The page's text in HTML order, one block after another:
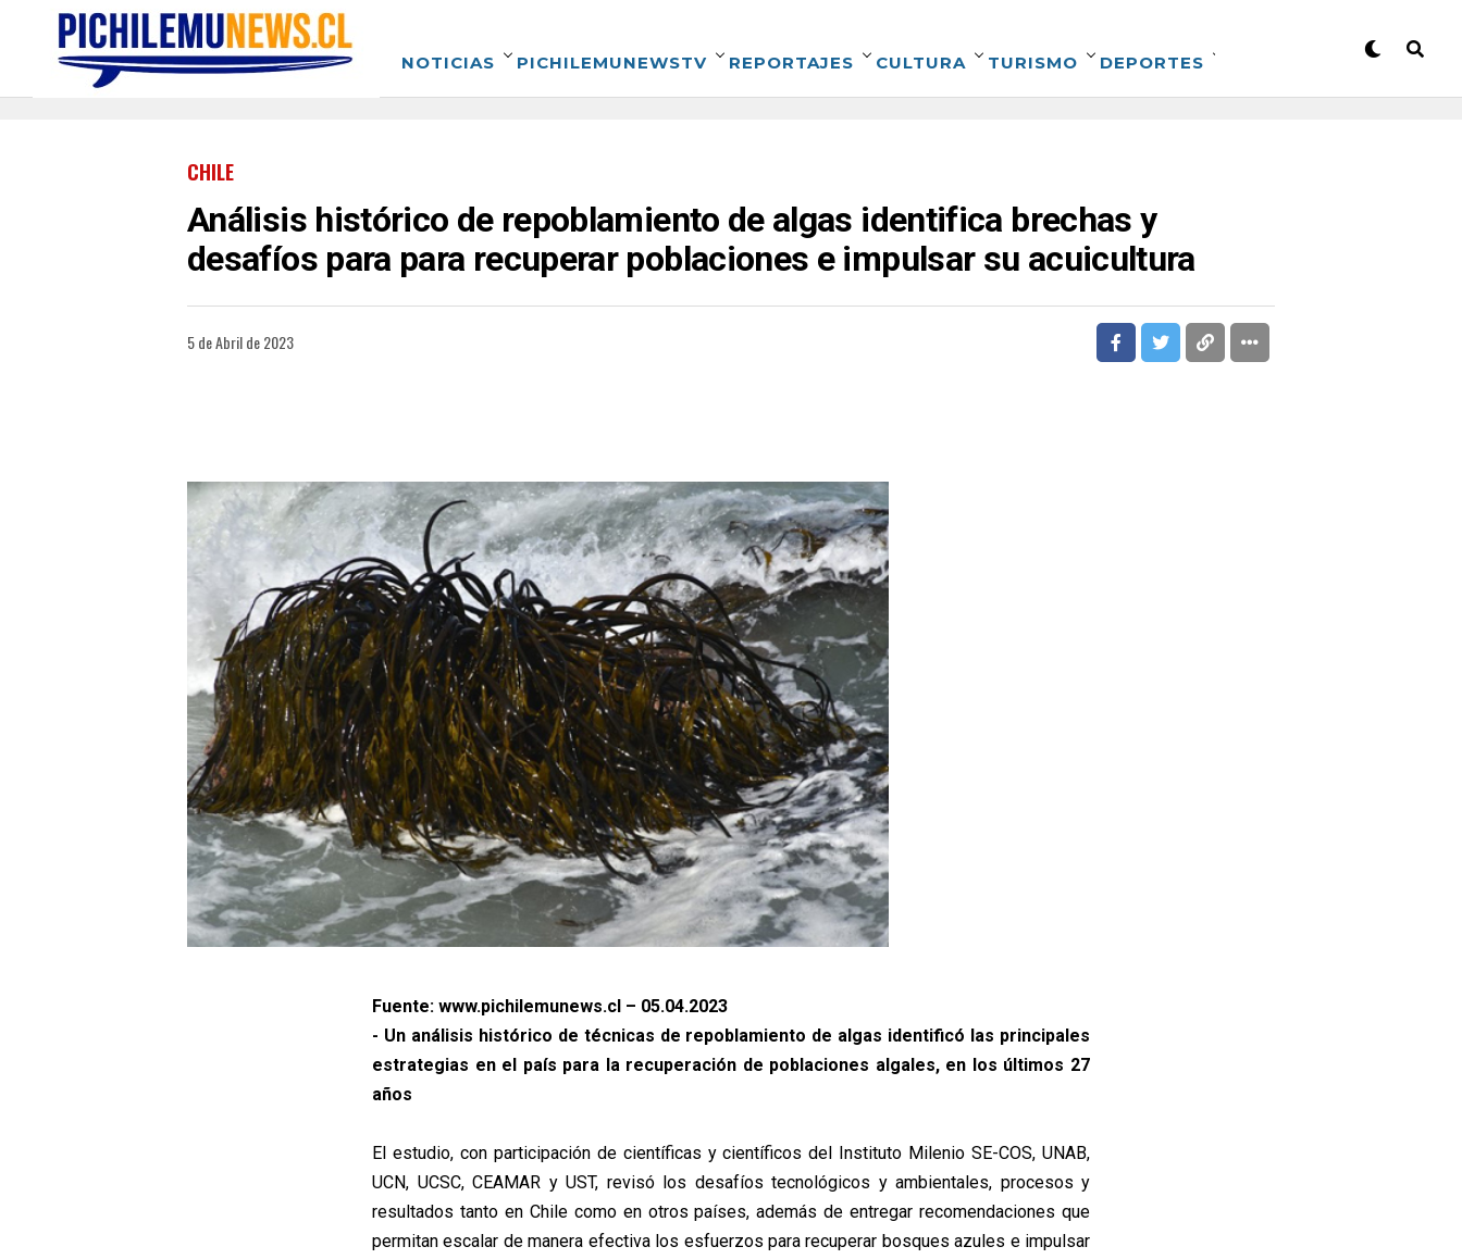
NOTICIAS PICHILEMUNEWSTV REPORTAJES CULTURA TURISMO DEPORTES
CHILE
Análisis histórico de repoblamiento de algas identifica brechas y
desafíos para para recuperar poblaciones e impulsar su acuicultura
5 de Abril de 2023
Fuente: www.pichilemunews.cl – 05.04.2023
- Un análisis histórico de técnicas de repoblamiento de algas identificó las principales
estrategias en el país para la recuperación de poblaciones algales, en los últimos 27
años
El estudio, con participación de científicas y científicos del Instituto Milenio SE-COS, UNAB,
UCN, UCSC, CEAMAR y UST, revisó los desafíos tecnológicos y ambientales, procesos y
resultados tanto en Chile como en otros países, además de entregar recomendaciones que
permitan escalar de manera efectiva los esfuerzos para recuperar bosques azules e impulsar